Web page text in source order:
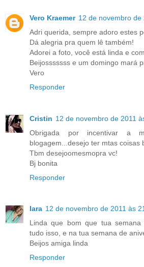
Vero Kraemer 12 de novembro de
Adri querida, sempre adoro estes
Dá alegria pra quem lê também!
Adorei a foto, você está linda e
Beijosssssss e um domingo mará
Vero
Responder
Cristin 12 de novembro de 2011
Obrigada por incentivar a
blogagem...desejo ter mtas coisas
Tbm desejoomesmopra vc!
Bj bonita
Responder
Iara 12 de novembro de 2011 às
Linda que bom que tua
tudo isso, e na tua semana de
Beijos amiga linda
Responder